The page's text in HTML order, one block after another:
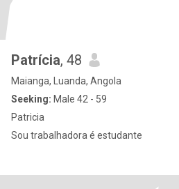
Patrícia, 48
Maianga, Luanda, Angola
Seeking: Male 42 - 59
Patricia
Sou trabalhadora é estudante